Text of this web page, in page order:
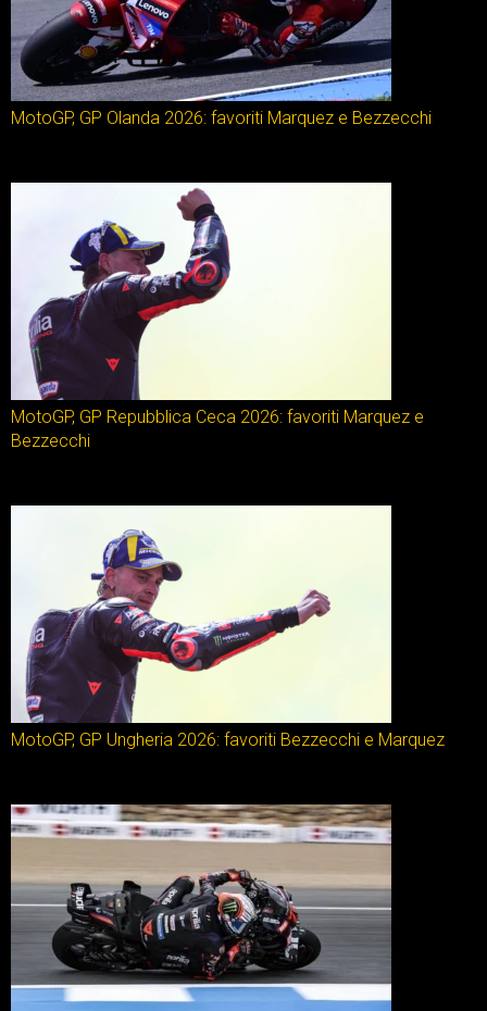
MotoGP, GP Olanda 2026: favoriti Marquez e Bezzecchi
MotoGP, GP Repubblica Ceca 2026: favoriti Marquez e
Bezzecchi
MotoGP, GP Ungheria 2026: favoriti Bezzecchi e Marquez